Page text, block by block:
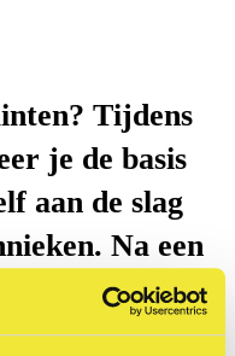
Tijdens
je de basis
aan de slag
Na een
en de
maak je onder